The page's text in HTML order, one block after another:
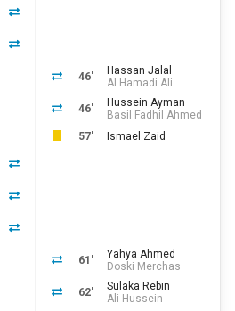
46'
Hassan Jalal
Al Hamadi Ali
46'
Hussein Ayman
Basil Fadhil Ahmed
57'
Ismael Zaid
61'
Yahya Ahmed
Doski Merchas
62'
Sulaka Rebin
Ali Hussein